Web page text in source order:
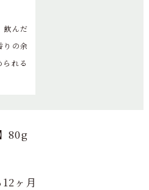
飲んだ
りの余
れる
80g
ヶ月